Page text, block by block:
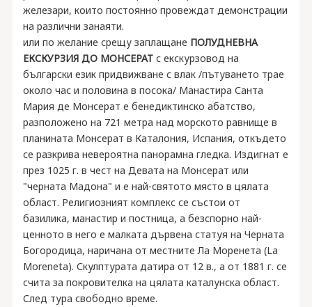
железари, които постоянно провеждат демонстрации
на различни занаяти.
или по желание срещу заплащане ПОЛУДНЕВНА
ЕКСКУРЗИЯ ДО МОНСЕРАТс екскурзовод на
български език придвижване с влак /пътуването трае
около час и половина в посока/ Манастира Санта
Мария де Монсерат е бенедиктинско абатство,
разположено на 721 метра над морското равнище в
планината Монсерат в Каталония, Испания, откъдето
се разкрива невероятна панорамна гледка. Издигнат е
през 1025 г. в чест на Девата на Монсерат или
"черната Мадона" и е най-святото място в цялата
област. Религиозният комплекс се състои от
базилика, манастир и постница, а безспорно най-
ценното в него е малката дървена статуя на Черната
Богородица, наричана от местните Ла Моренета (La
Moreneta). Скулптурата датира от 12 в., а от 1881 г. се
счита за покровителка на цялата каталунска област.
След тура свободно време.